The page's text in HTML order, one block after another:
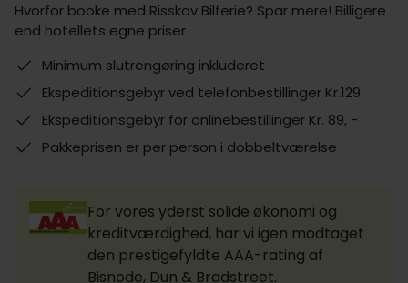
Hvorfor booke med Risskov Bilferie? Spar mere! Billigere
end hotellets egne priser
Minimum slutrengøring inkluderet
Ekspeditionsgebyr ved telefonbestillinger Kr.129
Ekspeditionsgebyr for onlinebestillinger Kr. 89, -
Pakkeprisen er per person i dobbeltværelse
For vores yderst solide økonomi og
kreditværdighed, har vi igen modtaget
den prestigefyldte AAA-rating af
Bisnode, Dun & Bradstreet.